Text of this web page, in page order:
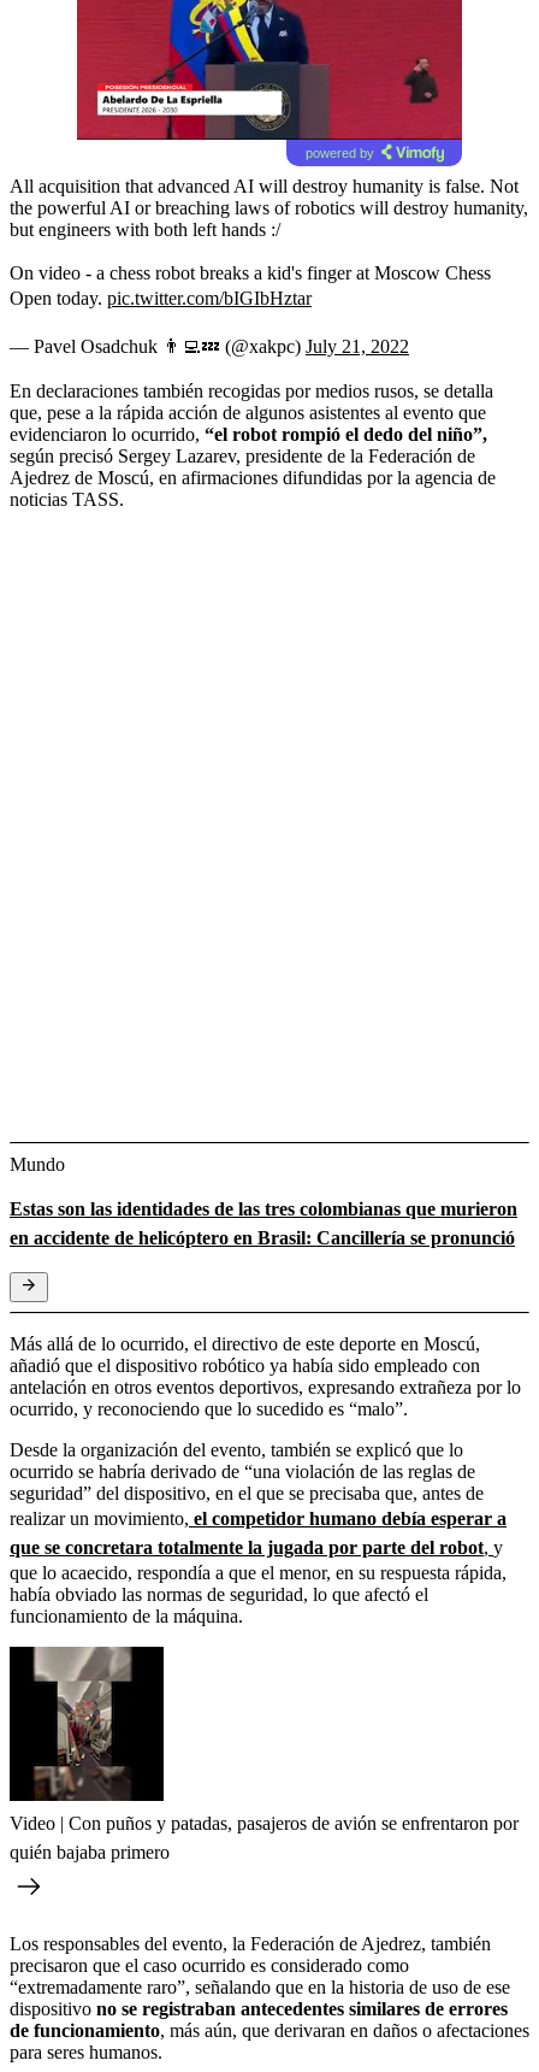
powered by
All acquisition that advanced AI will destroy humanity is false. Not
the powerful AI or breaching laws of robotics will destroy humanity,
but engineers with both left hands :/
On video - a chess robot breaks a kid's finger at Moscow Chess
Open today. pic.twitter.com/bIGIbHztar
— Pavel Osadchuk 👨‍💻💤 (@xakpc) July 21, 2022
En declaraciones también recogidas por medios rusos, se detalla
que, pese a la rápida acción de algunos asistentes al evento que
evidenciaron lo ocurrido, “el robot rompió el dedo del niño”,
según precisó Sergey Lazarev, presidente de la Federación de
Ajedrez de Moscú, en afirmaciones difundidas por la agencia de
noticias TASS.
Mundo
Estas son las identidades de las tres colombianas que murieron
en accidente de helicóptero en Brasil: Cancillería se pronunció
Más allá de lo ocurrido, el directivo de este deporte en Moscú,
añadió que el dispositivo robótico ya había sido empleado con
antelación en otros eventos deportivos, expresando extrañeza por lo
ocurrido, y reconociendo que lo sucedido es “malo”.
Desde la organización del evento, también se explicó que lo
ocurrido se habría derivado de “una violación de las reglas de
seguridad” del dispositivo, en el que se precisaba que, antes de
realizar un movimiento, el competidor humano debía esperar a
que se concretara totalmente la jugada por parte del robot, y
que lo acaecido, respondía a que el menor, en su respuesta rápida,
había obviado las normas de seguridad, lo que afectó el
funcionamiento de la máquina.
Video | Con puños y patadas, pasajeros de avión se enfrentaron por
quién bajaba primero
Los responsables del evento, la Federación de Ajedrez, también
precisaron que el caso ocurrido es considerado como
“extremadamente raro”, señalando que en la historia de uso de ese
dispositivo no se registraban antecedentes similares de errores
de funcionamiento, más aún, que derivaran en daños o afectaciones
para seres humanos.